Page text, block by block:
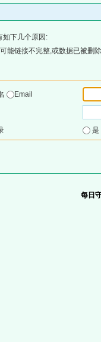
如下几个原因:
能链接不完整,或数据已被删
Email
每日